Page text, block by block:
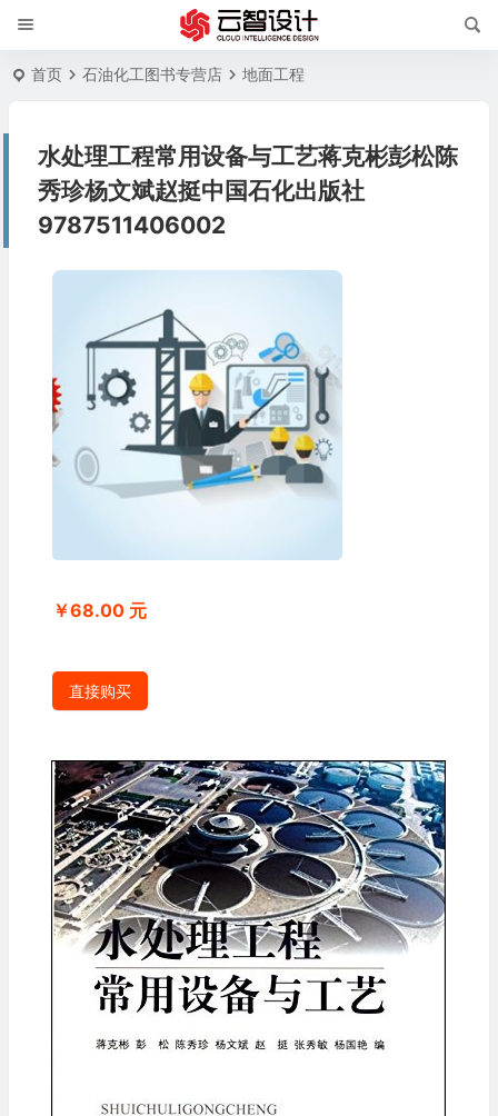
首页 石油化工图书专营店 地面工程
水处理工程常用设备与工艺蒋克彬彭松陈
秀珍杨文斌赵挺中国石化出版社
9787511406002
￥68.00 元
直接购买